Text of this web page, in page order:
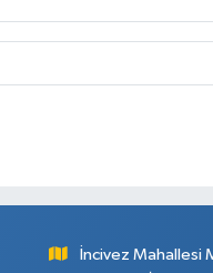
İncivez Mahallesi